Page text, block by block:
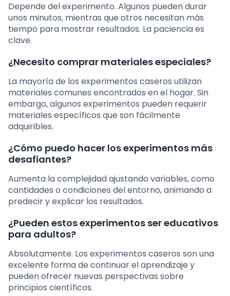
Depende del experimento. Algunos pueden durar
unos minutos, mientras que otros necesitan más
tiempo para mostrar resultados. La paciencia es
clave.
¿Necesito comprar materiales especiales?
La mayoría de los experimentos caseros utilizan
materiales comunes encontrados en el hogar. Sin
embargo, algunos experimentos pueden requerir
materiales específicos que son fácilmente
adquiribles.
¿Cómo puedo hacer los experimentos más
desafiantes?
Aumenta la complejidad ajustando variables, como
cantidades o condiciones del entorno, animando a
predecir y explicar los resultados.
¿Pueden estos experimentos ser educativos
para adultos?
Absolutamente. Los experimentos caseros son una
excelente forma de continuar el aprendizaje y
pueden ofrecer nuevas perspectivas sobre
principios científicos.